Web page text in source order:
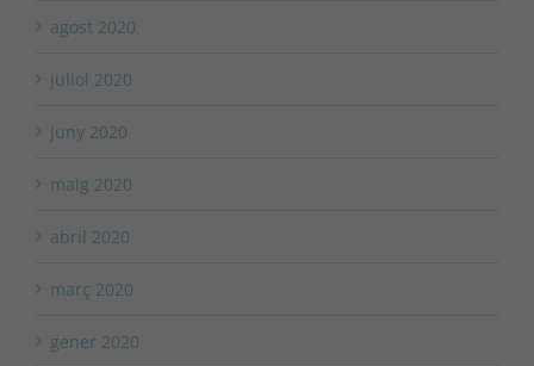
agost 2020
juliol 2020
juny 2020
maig 2020
abril 2020
març 2020
gener 2020